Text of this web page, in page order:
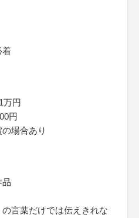
着
万円
円
場合あり
品
言葉だけでは伝えきれな